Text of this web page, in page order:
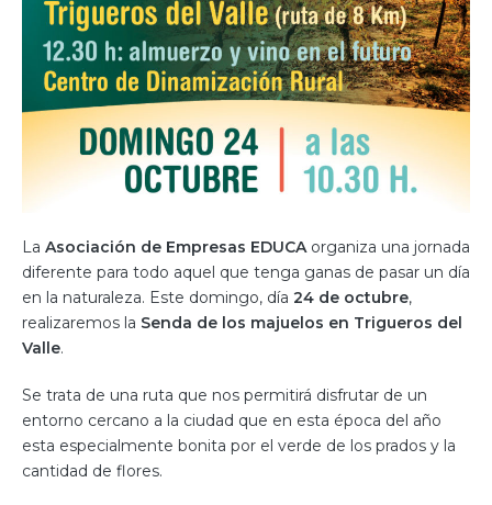
La Asociación de Empresas EDUCAorganiza una jornada
diferente para todo aquel que tenga ganas de pasar un día
en la naturaleza. Este domingo, día 24 de octubre,
realizaremos la Senda de los majuelos en Trigueros del
Valle.
Se trata de una ruta que nos permitirá disfrutar de un
entorno cercano a la ciudad que en esta época del año
esta especialmente bonita por el verde de los prados y la
cantidad de flores.